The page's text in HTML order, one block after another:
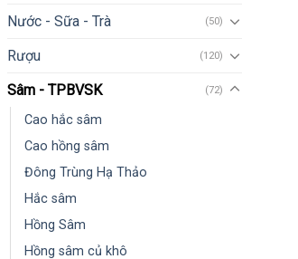
Nước - Sữa - Trà (50)
Rượu (120)
Sâm - TPBVSK (72)
Cao hắc sâm
Cao hồng sâm
Đông Trùng Hạ Thảo
Hắc sâm
Hồng Sâm
Hồng sâm củ khô